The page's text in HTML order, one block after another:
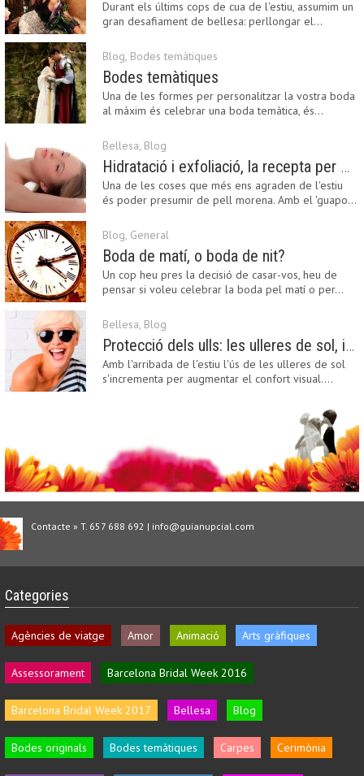
Durant els últims cops de cua de l'estiu, assumim un
gran desafiament de bellesa: perllongar el…
Blog, Bodes temàtiques
Bodes temàtiques
Una de les formes per personalitzar la vostra boda
al màxim és celebrar una boda temàtica, és…
Bellesa, Blog
Hidratació i exfoliació, la recepta per mantenir el bronzejat
Una de les coses que més ens agraden de l'estiu
és poder presumir de pell morena. Amb el 'guapo…
Blog, General
Boda de matí, o boda de nit?
Un cop heu pres la decisió de casar-vos, heu de
pensar si voleu celebrar la boda pel matí o per…
Bellesa, Blog
Protecció dels ulls: les ulleres de sol, imprescindibles en una boda estiuenca
Amb l'arribada de l'estiu l'ús de les ulleres de sol
s'incrementa per augmentar el confort visual.…
Contacte » T. 657 688 692 | info@guianupcial.com
Categories
Agències de viatge Amor Animació Arts gràfiques
Assessorament Barcelona Bridal Week 2016
Barcelona Bridal Week 2017 Bellesa Blog
Bodes originals Bodes temàtiques Carpes Cerimònia